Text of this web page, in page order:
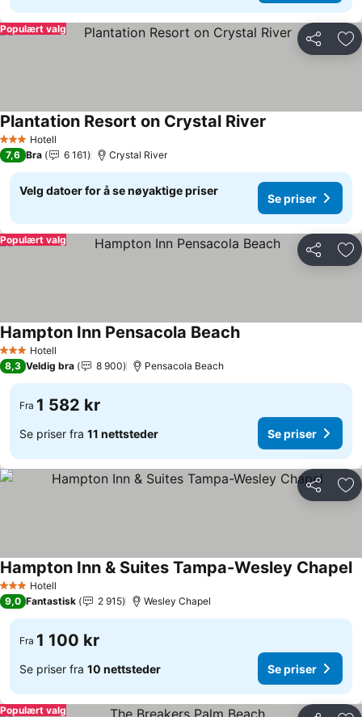
Del
Populært valg
3 StjernerHotell
Plantation Resort on Crystal River
7,6 Bra 6 161 Crystal River
Velg datoer for å se nøyaktige priser
Se priser
Del
Populært valg
3 StjernerHotell
Hampton Inn Pensacola BeachSe priser
8,3 Veldig bra 8 900 Pensacola Beach
Fra 1 582 kr
Se priser fra 11 nettsteder Se priser
Del
3 StjernerHotell
Hampton Inn & Suites Tampa-Wesley Chapel
9,0 Fantastisk 2 915 Wesley Chapel
Fra 1 100 kr
Se priser fra 10 nettsteder Se priser
Populært valg